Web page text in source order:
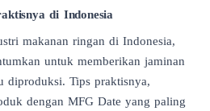
di Indonesia
makanan ringan di Indonesia,
untuk memberikan jaminan
diproduksi. Tips praktisnya,
dengan MFG Date yang paling